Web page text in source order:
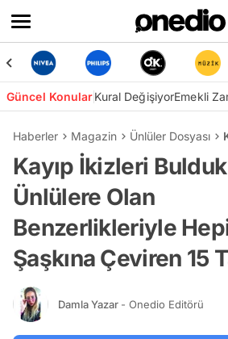
Güncel KonularKural DeğişiyorEmekli
Haberler Magazin Ünlüler Dosyası
Kayıp İkizleri
Ünlülere Olan
Benzerlikleriyle
Şaşkına Çeviren 15
Damla Yazar - Onedio Editörü